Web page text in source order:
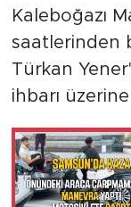
Kaleboğazı
saatlerinden
Türkan
ihbarı